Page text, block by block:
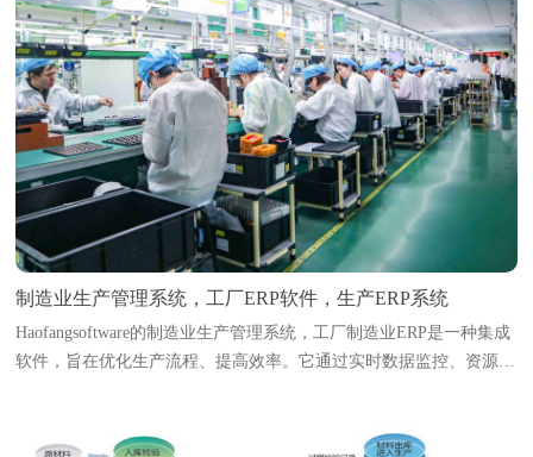
制造业生产管理系统，工厂ERP软件，生产ERP系统
Haofangsoftware的制造业生产管理系统，工厂制造业ERP是一种集成
软件，旨在优化生产流程、提高效率。它通过实时数据监控、资源调